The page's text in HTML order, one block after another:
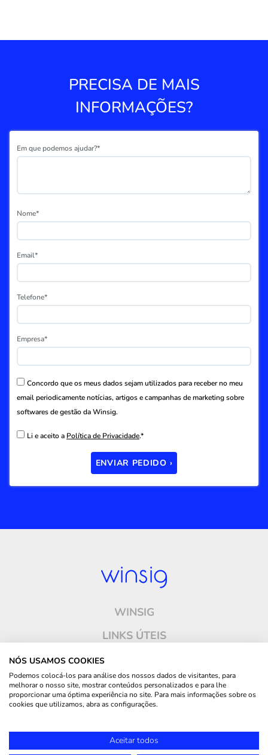
PRECISA DE MAIS
INFORMAÇÕES?
Em que podemos ajudar?*
Nome*
Email*
Telefone*
Empresa*
Concordo que os meus dados sejam utilizados para receber no meu
email periodicamente notícias, artigos e campanhas de marketing sobre
softwares de gestão da Winsig.
Li e aceito a Política de Privacidade.*
ENVIAR PEDIDO ›
WINSIG
LINKS ÚTEIS
ONDE ESTAMOS
CONTACTOS
SIGA-NOS
Agency
NÓS USAMOS COOKIES
Podemos colocá-los para análise dos nossos dados de visitantes, para
melhorar o nosso site, mostrar conteúdos personalizados e para lhe
proporcionar uma óptima experiência no site. Para mais informações sobre os
cookies que utilizamos, abra as configurações.
Aceitar todos